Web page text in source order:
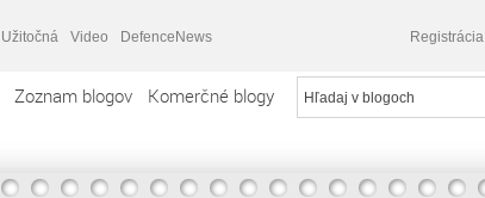
Užitočná Video DefenceNews Registrácia
Zoznam blogov Komerčné blogy